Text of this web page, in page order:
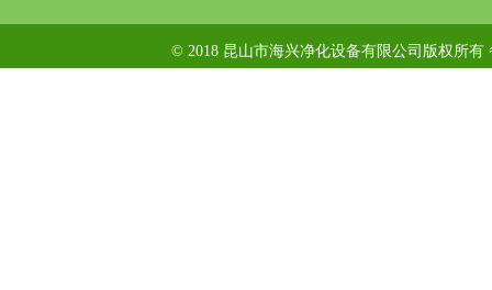
© 2018 昆山市海兴净化设备有限公司版权所有